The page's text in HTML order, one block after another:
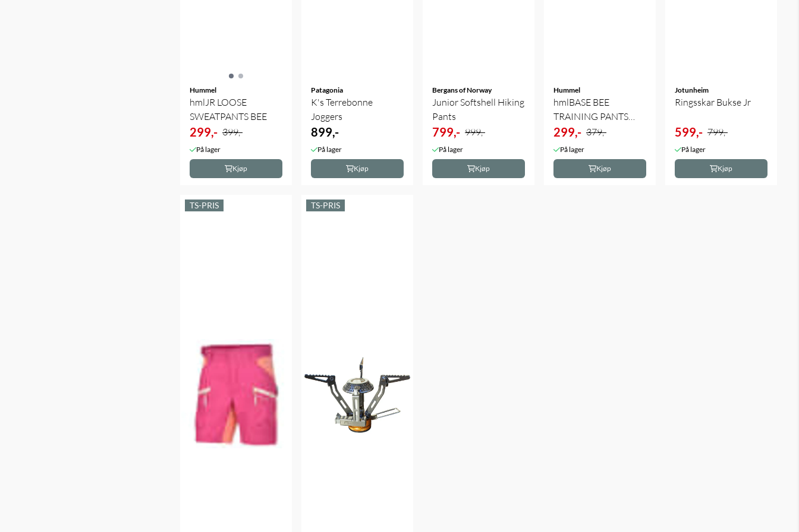
Hummel
hmlJR LOOSE
SWEATPANTS BEE
299,- 399,-
På lager
Kjøp
Patagonia
K's Terrebonne
Joggers
899,-
På lager
Kjøp
Bergans of Norway
Junior Softshell Hiking
Pants
799,- 999,-
På lager
Kjøp
Hummel
hmlBASE BEE
TRAINING PANTS
KIDS
299,- 379,-
På lager
Kjøp
Jotunheim
Ringsskar Bukse Jr
599,- 799,-
På lager
Kjøp